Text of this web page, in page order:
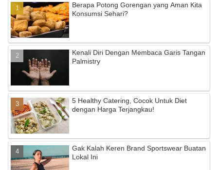
Berapa Potong Gorengan yang Aman Kita
Konsumsi Sehari?
Kenali Diri Dengan Membaca Garis Tangan
Palmistry
5 Healthy Catering, Cocok Untuk Diet
dengan Harga Terjangkau!
Gak Kalah Keren Brand Sportswear Buatan
Lokal Ini